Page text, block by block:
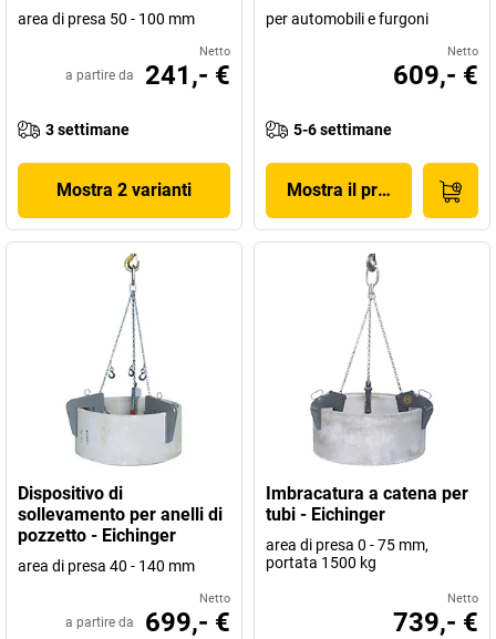
area di presa 50 - 100 mm
Netto
a partire da 241,- €
3 settimane
Mostra 2 varianti
per automobili e furgoni
Netto
609,- €
5-6 settimane
Mostra il prodotto
Dispositivo di
sollevamento per anelli di
pozzetto - Eichinger
area di presa 40 - 140 mm
Netto
a partire da 699,- €
Imbracatura a catena per
tubi - Eichinger
area di presa 0 - 75 mm,
portata 1500 kg
Netto
739,- €